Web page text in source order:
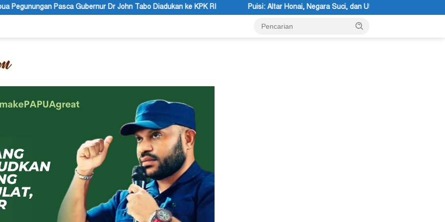
John Tabo Diadukan ke KPK RI Puisi: Altar Honai, Negara Suci, dan Utusan Langit Karya Siswa dan Siswi SMA Negeri 1 Dogiyai